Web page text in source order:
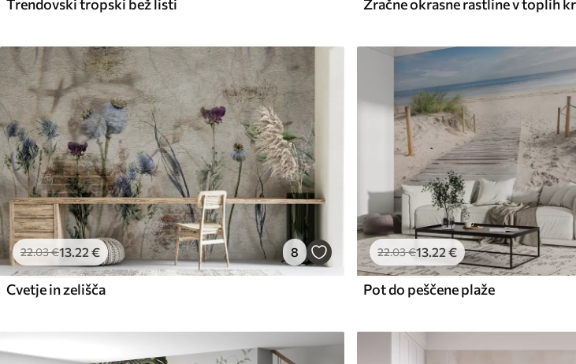
Trendovski tropski bež listi
22.03€13.22 € 8
Cvetje in zelišča
22.03€13.22€
Pot do peščene plaže